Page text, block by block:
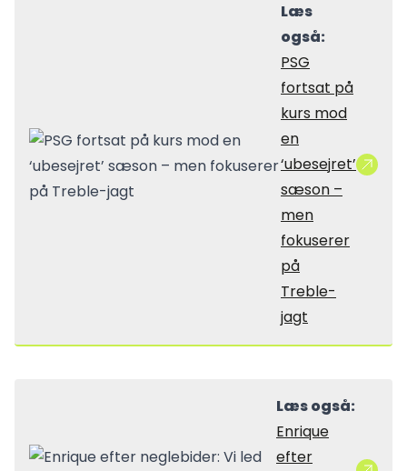
Læs
også:
PSG
fortsat på
kurs mod
en
‘ubesejret’
sæson –
men
fokuserer
på
Treble-
jagt
Læs også:
Enrique
efter